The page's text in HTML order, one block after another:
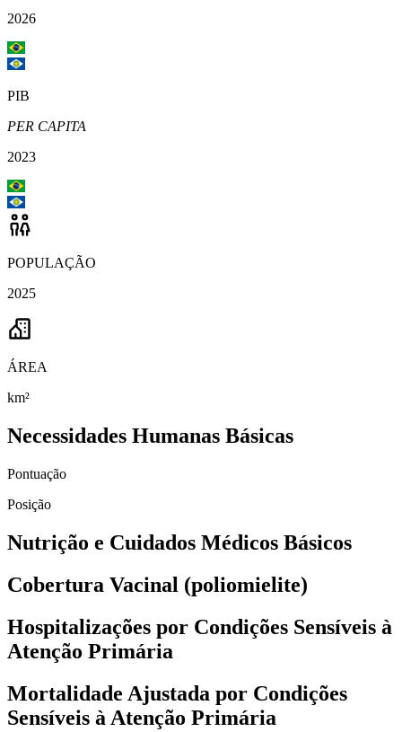
2026
PIB
PER CAPITA
2023
POPULAÇÃO
2025
ÁREA
km²
Necessidades Humanas Básicas
Pontuação
Posição
Nutrição e Cuidados Médicos Básicos
Cobertura Vacinal (poliomielite)
Hospitalizações por Condições Sensíveis à
Atenção Primária
Mortalidade Ajustada por Condições
Sensíveis à Atenção Primária